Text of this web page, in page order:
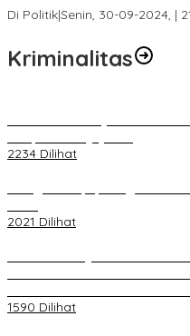
Di Politik|Senin, 30-09-2024, |
Kriminalitas
2234 Dilihat
2021 Dilihat
1590 Dilihat